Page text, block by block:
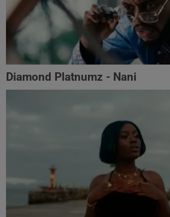
Diamond Platnumz - Nani